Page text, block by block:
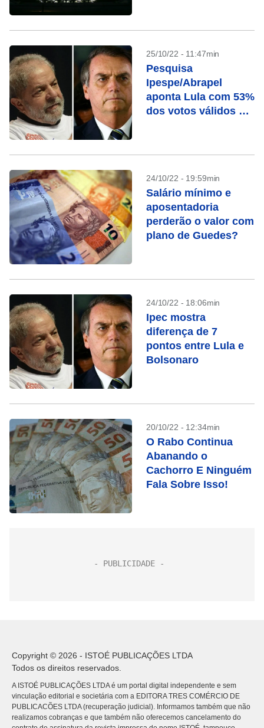
25/10/22 - 11:47min
Pesquisa
Ipespe/Abrapel
aponta Lula com 53%
dos votos válidos e
24/10/22 - 19:59min
Salário mínimo e
aposentadoria
perderão o valor com
plano de Guedes?
24/10/22 - 18:06min
Ipec mostra
diferença de 7
pontos entre Lula e
Bolsonaro
20/10/22 - 12:34min
O Rabo Continua
Abanando o
Cachorro E Ninguém
Fala Sobre Isso!
Copyright © 2026 - ISTOÉ PUBLICAÇÕES LTDA
Todos os direitos reservados.
A ISTOÉ PUBLICAÇÕES LTDA é um portal digital independente e sem
vinculação editorial e societária com a EDITORA TRES COMÉRCIO DE
PUBLICACÕES LTDA (recuperação judicial). Informamos também que não
realizamos cobranças e que também não oferecemos cancelamento do